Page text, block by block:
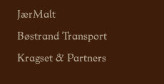
JærMalt
Bøstrand Transport
Kragset & Partners